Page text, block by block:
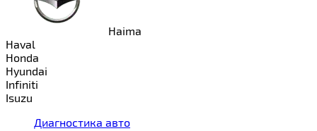
Haima
Haval
Honda
Hyundai
Infiniti
Isuzu
Диагностика авто